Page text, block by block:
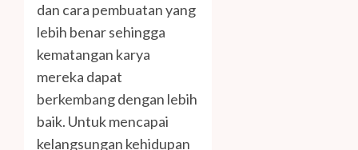
dan cara pembuatan yang
lebih benar sehingga
kematangan karya
mereka dapat
berkembang dengan lebih
baik. Untuk mencapai
kelangsungan kehidupan